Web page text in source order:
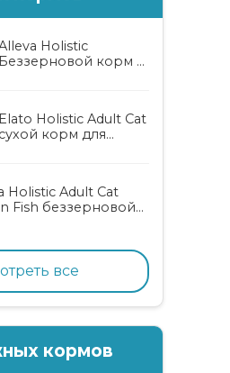
Holistic
Беззерновой корм с
женьшенем
Elato Holistic Adult Cat
сухой корм для
Holistic Adult Cat
Fish беззерновой
коноплей и алоэ
все
кормов